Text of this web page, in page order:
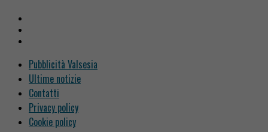
Pubblicità Valsesia
Ultime notizie
Contatti
Privacy policy
Cookie policy